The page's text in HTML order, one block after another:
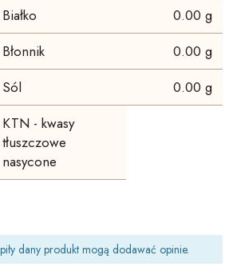
Białko
0.00 g
Błonnik
0.00 g
Sól
0.00 g
KTN - kwasy
tłuszczowe
nasycone
dany produkt mogą dodawać opinie.